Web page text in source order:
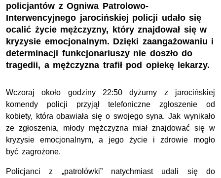
policjantów z Ogniwa Patrolowo-
Interwencyjnego jarocińskiej policji udało się
ocalić życie mężczyzny, który znajdował się w
kryzysie emocjonalnym. Dzięki zaangażowaniu i
determinacji funkcjonariuszy nie doszło do
tragedii, a mężczyzna trafił pod opiekę lekarzy.
Wczoraj około godziny 22:50 dyżurny z jarocińskiej
komendy policji przyjął telefoniczne zgłoszenie od
kobiety, która obawiała się o swojego syna. Jak wynikało
ze zgłoszenia, młody mężczyzna miał znajdować się w
kryzysie emocjonalnym, a jego życie i zdrowie mogło
być zagrożone.
Policjanci z „patrolówki” natychmiast udali się do